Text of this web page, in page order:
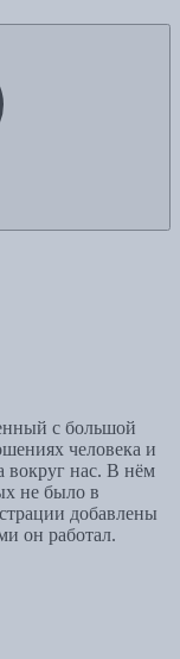
с большой
человека и
нас. В нём
не было в
добавлены
он работал.